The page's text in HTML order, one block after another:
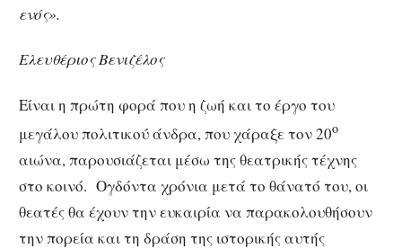
ενός».
Ελευθέριος Βενιζέλος
Είναι η πρώτη φορά που η ζωή και το έργο του
μεγάλου πολιτικού άνδρα, που χάραξε τον 20ο
αιώνα, παρουσιάζεται μέσω της θεατρικής τέχνης
στο κοινό. Ογδόντα χρόνια μετά το θάνατό του, οι
θεατές θα έχουν την ευκαιρία να παρακολουθήσουν
την πορεία και τη δράση της ιστορικής αυτής